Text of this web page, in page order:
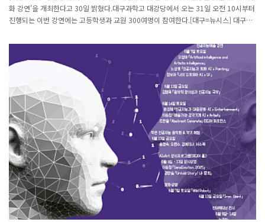
화 강연'을 개최한다고 30일 밝혔다.대구과학고 대강당에서 오는 31일 오전 10시부터
진행되는 이번 강연에는 고등학생과 교원 300여명이 참여한다.[대구=뉴시스] 대구시
교육청 제공) 2025.05.30. photo@newsis.com *재판매 및 DB 금지강연에서는 황
형주 포항공과대학교 수학과 교수가 '인공지능(AI)과 수학의 만남'을 주제로 인공지능
의 알고리즘이 수학적 원리로 이뤄진 연구 사례를 통해 알려주고 인공지능을 올바른 방
향으로 발전시키고 활용하기 위해서는 수학이 근간이 되어야 함을 강조할 예정이다.수
학을 전공한 학생들이 선택할 수 있는 직업에 대해 안내하는 진로 모색의 시간도 운영
될 예정이다.황형주 교수는 단편적인 사례 중심의 기존 기계학습 연구의 패러다임에서
벗어나 수학을 이용하여 인공지능(AI)의 작동 원리를 규명하고 반도체와 의·생명 분야
등 산업 현장의 난제를 해결하기 위한 수학적 기반의 인공지능 연구자로 인정받고 있
다.강은희 교육감은 "수학의 유용성을 깨닫고 깊이 있는 수학 공부를 통해 창의적 사고
력과 문제 해결력을 키우길 바란다"고 말했다.◎공감언론 뉴시
스 jungk@newsis.com